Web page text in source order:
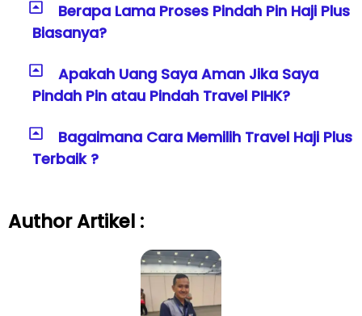
Berapa Lama Proses Pindah Pin Haji Plus
Biasanya?
Apakah Uang Saya Aman Jika Saya
Pindah Pin atau Pindah Travel PIHK?
Bagaimana Cara Memilih Travel Haji Plus
Terbaik ?
Author Artikel :